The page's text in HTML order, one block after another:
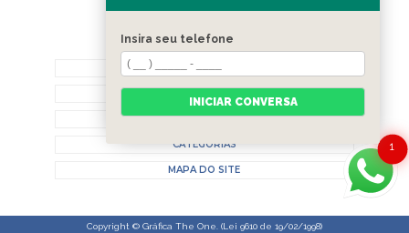
MENU
HOME
CONTATO
CATEGORIAS
MAPA DO SITE
Copyright © Gráfica The One. (Lei 9610 de 19/02/1998)
1
Insira seu telefone
INICIAR CONVERSA